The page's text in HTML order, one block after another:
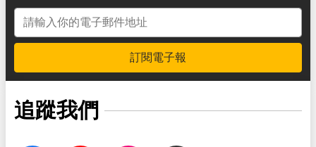
電子郵件地址
訂閱電子報
追蹤我們